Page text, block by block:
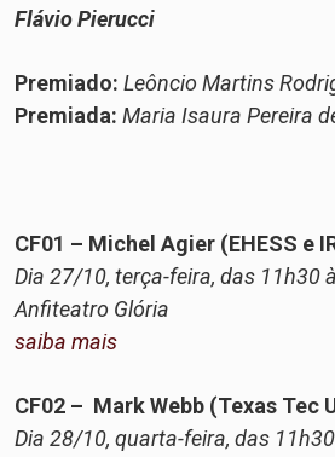
Flávio Pierucci
Premiado: Leôncio Martins
Premiada: Maria Isaura Pereira
CF01 – Michel Agier (EHESS e
Dia 27/10, terça-feira, das 11h30
Anfiteatro Glória
saiba mais
CF02 – Mark Webb (Texas Tec
Dia 28/10, quarta-feira, das